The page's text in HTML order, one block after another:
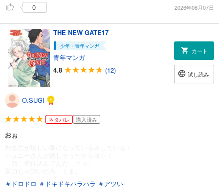
0
2026年06月07日
THE NEW GATE17
少年・青年マンガ
青年マンガ
4.8
(12)
カート
試し読み
O.SUGI
ネタバレ 購入済み
おぉ
＃ドロドロ ＃ドキドキハラハラ ＃アツい